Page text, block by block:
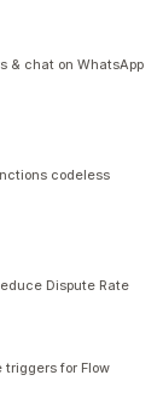
& chat on WhatsApp
codeless
Dispute Rate
triggers for Flow